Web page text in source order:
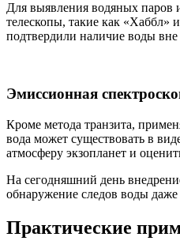
Для выявления водяных паров
телескопы, такие как «Хаббл»
подтвердили наличие воды
Эмиссионная
Кроме метода транзита,
вода может существовать в
атмосферу экзопланет и
На сегодняшний день
обнаружение следов воды
Практические